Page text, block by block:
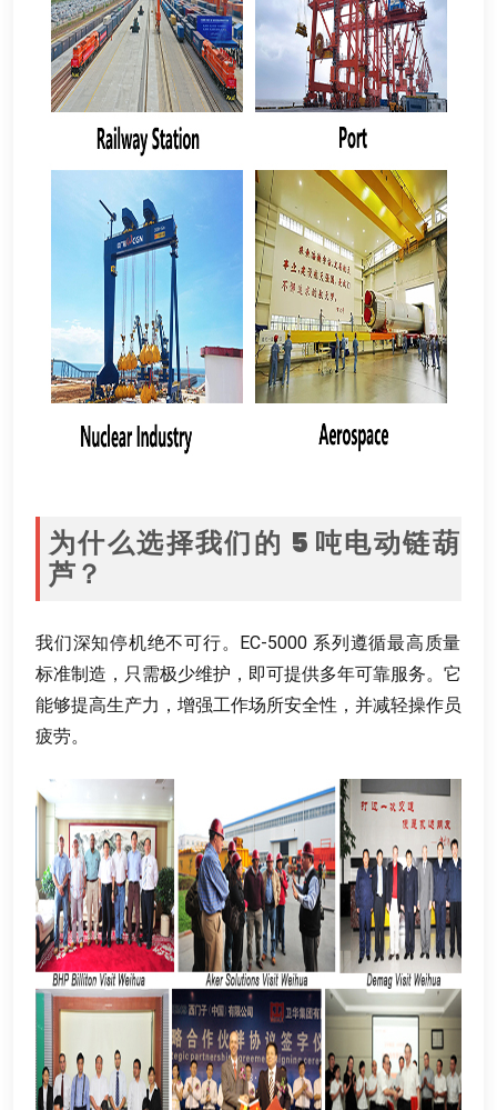
为什么选择我们的 5 吨电动链葫
芦？
我们深知停机绝不可行。 EC-5000 系列遵循最高质量
标准制造 ， 只需极少维护 ， 即可提供多年可靠服务。 它
能够提高生产力 ， 增强工作场所安全性 ， 并减轻操作员
疲劳。